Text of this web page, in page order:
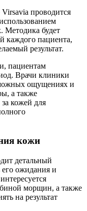
проводится
Методика будет
каждого пациента,
результат.
пациентам
Врачи клиники
ощущениях и
а также
кожей для
кожи
детальный
его ожидания и
морщин, а также
на результат